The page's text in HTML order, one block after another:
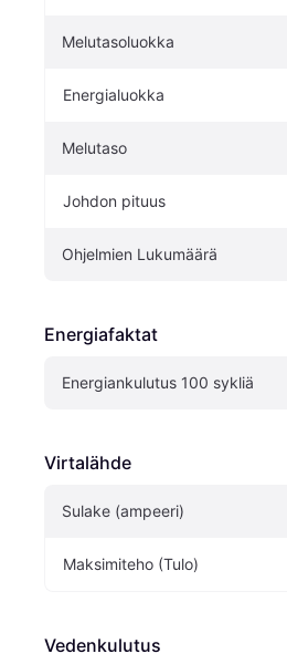
Melutasoluokka
Energialuokka
Melutaso
Johdon pituus
Ohjelmien Lukumäärä
Energiafaktat
Energiankulutus 100 sykliä
Virtalähde
Sulake (ampeeri)
Maksimiteho (Tulo)
Vedenkulutus